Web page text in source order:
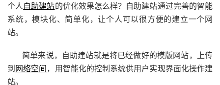
个人 自助建站的优化效果怎么样？自助建站通过完善的智能
系统，模块化、简单化，让个人可以很方便的建立一个网
站。
简单来说，自助建站就是将已经做好的模版网站，上传
到网络空间，用智能化的控制系统供用户实现界面化操作建
站。